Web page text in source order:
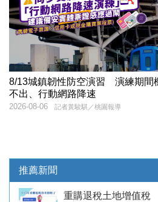
8/13城鎮韌性防空演習 演練期間
不出、行動網路降速
記者黃駿騏／桃園報導
2026-08-06
推薦新聞
重購退稅土地增值稅